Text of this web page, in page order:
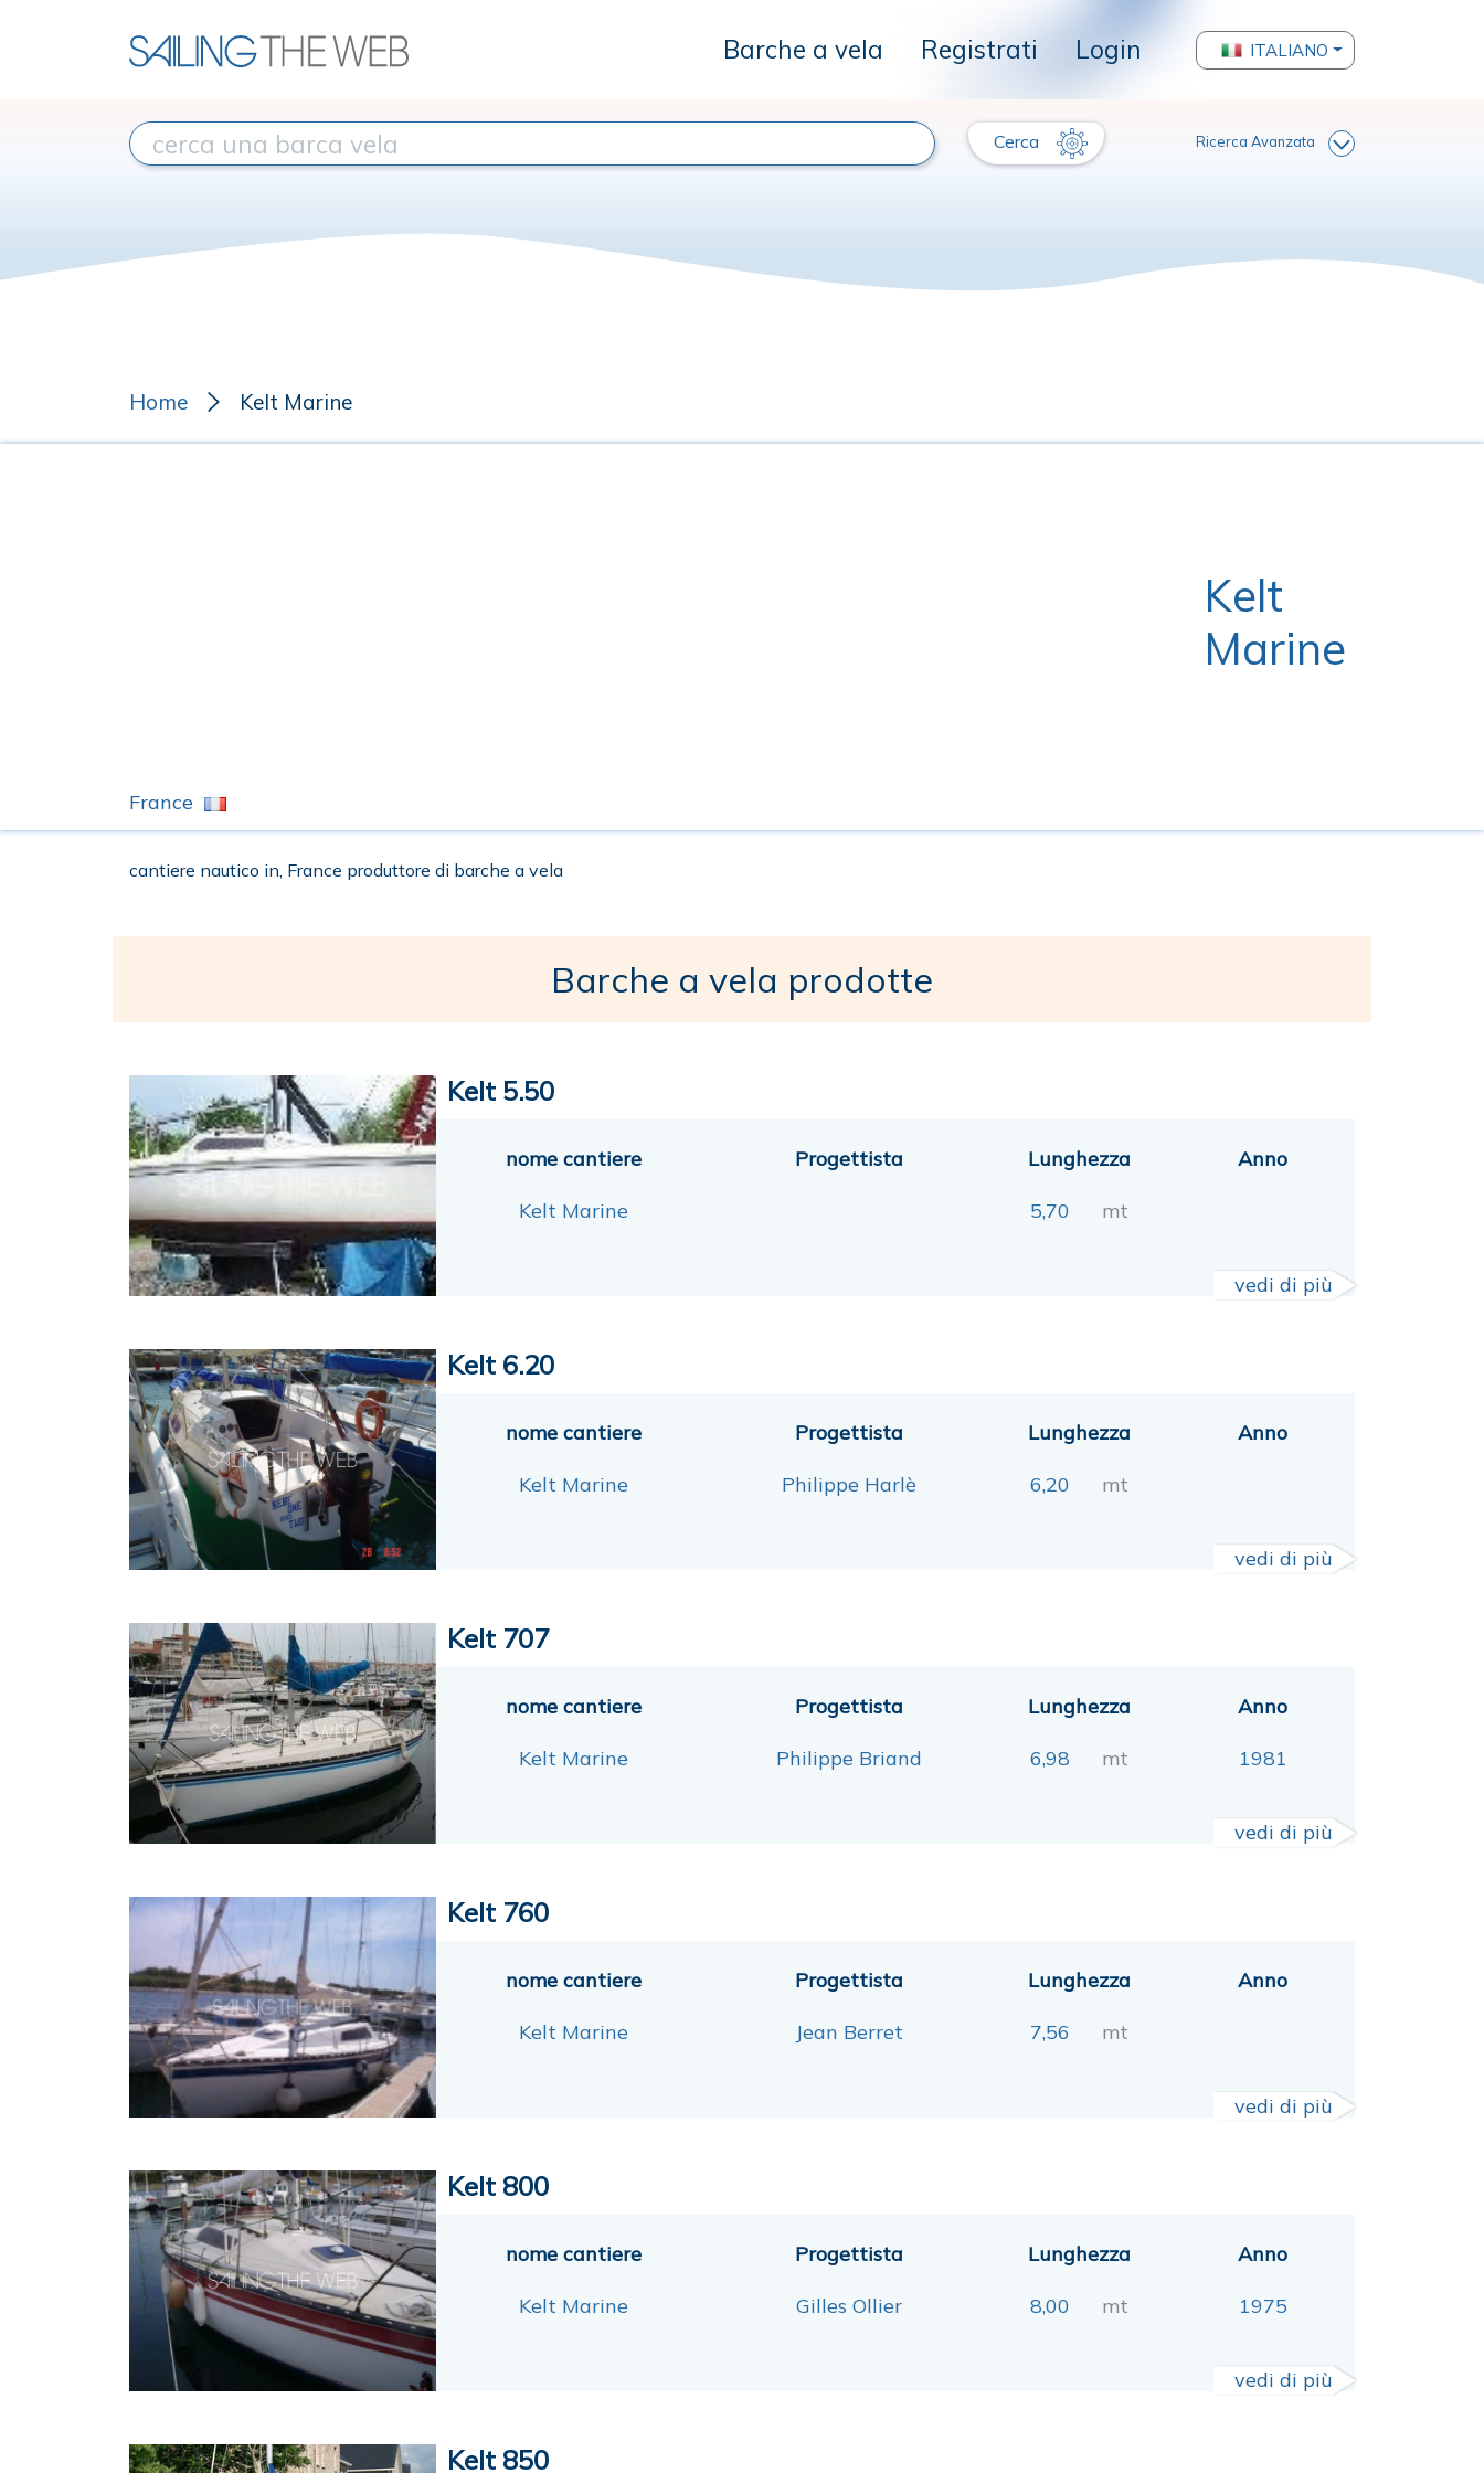
Barche a vela Registrati Login ITALIANO
Cerca Ricerca Avanzata
Home Kelt Marine
Kelt
Marine
France
cantiere nautico in, France produttore di barche a vela
Barche a vela prodotte
Kelt 5.50
nome cantiere
Kelt Marine
Progettista Lunghezza
5,70 mt
Anno
vedi di più
Kelt 6.20
nome cantiere
Kelt Marine
Progettista
Philippe Harlè
Lunghezza
6,20 mt
Anno
vedi di più
Kelt 707
nome cantiere
Kelt Marine
Progettista
Philippe Briand
Lunghezza
6,98 mt
Anno
1981
vedi di più
Kelt 760
nome cantiere
Kelt Marine
Progettista
Jean Berret
Lunghezza
7,56 mt
Anno
vedi di più
Kelt 800
nome cantiere
Kelt Marine
Progettista
Gilles Ollier
Lunghezza
8,00 mt
Anno
1975
vedi di più
Kelt 850